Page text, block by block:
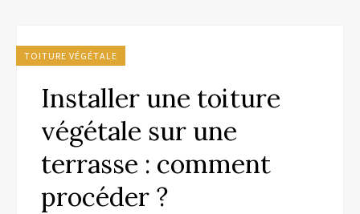
TOITURE VÉGÉTALE
Installer une toiture
végétale sur une
terrasse : comment
procéder ?